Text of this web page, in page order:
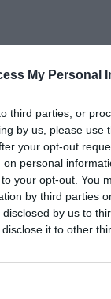
My Personal
third parties, or
by us, please use
your opt-out
personal
your opt-out. You
by third parties
by us to
it to other